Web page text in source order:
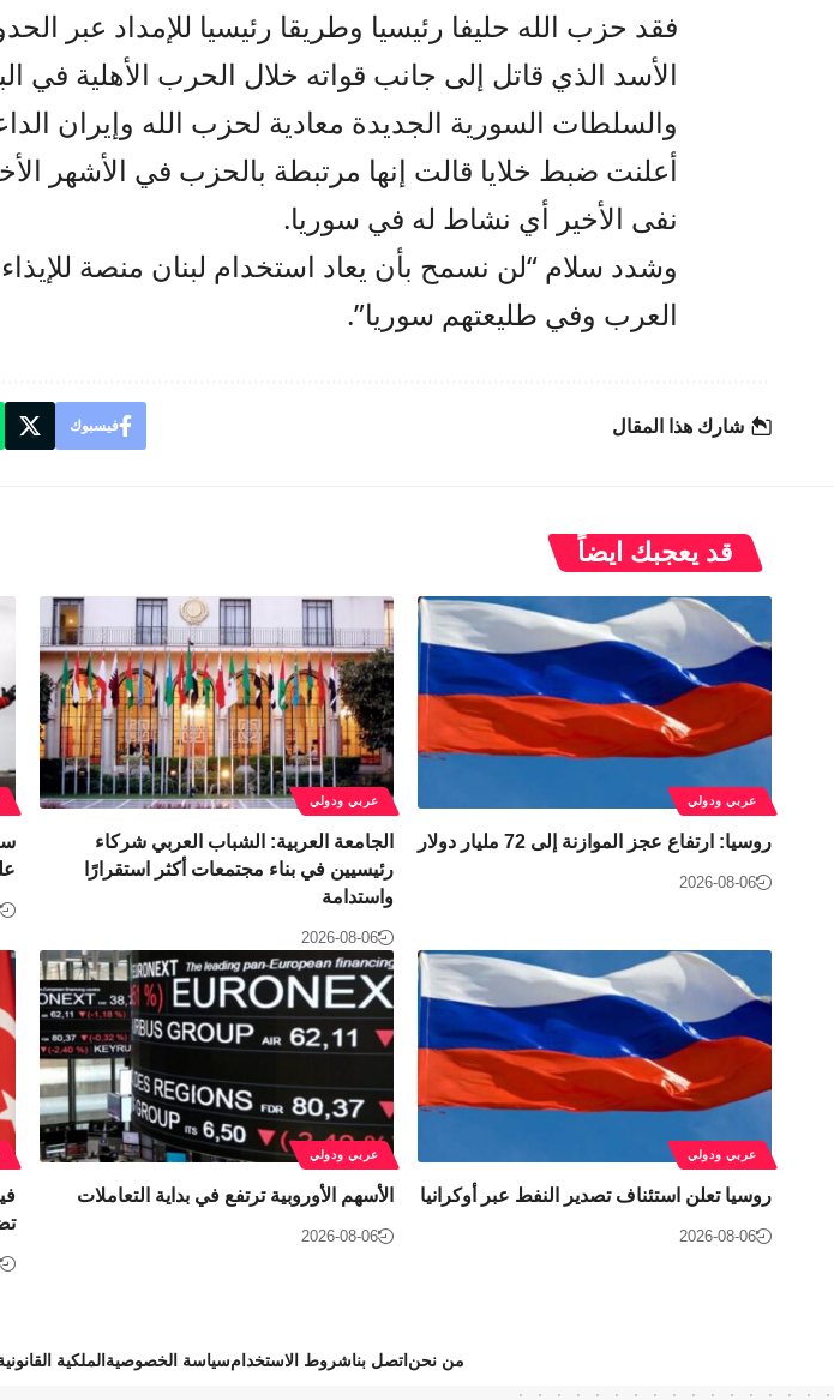
فقد حزب الله حليفا رئيسيا وطريقا رئيسيا للإمداد عبر
الأسد الذي قاتل إلى جانب قواته خلال الحرب الأهلية في
والسلطات السورية الجديدة معادية لحزب الله وإيران
أعلنت ضبط خلايا قالت إنها مرتبطة بالحزب في الأشهر
نفى الأخير أي نشاط له في سوريا.
وشدد سلام “لن نسمح بأن يعاد استخدام لبنان منصة
العرب وفي طليعتهم سوريا”.
شارك هذا المقال فيسبوك
قد يعجبك ايضاً
عربي ودولي
روسيا: ارتفاع عجز الموازنة إلى 72 مليار دولار
2026-08-06
عربي ودولي
الجامعة العربية: الشباب العربي شركاء
رئيسيين في بناء مجتمعات أكثر استقرارًا
واستدامة
2026-08-06
عربي ودولي
روسيا تعلن استئناف تصدير النفط عبر أوكرانيا
2026-08-06
عربي ودولي
الأسهم الأوروبية ترتفع في بداية التعاملات
2026-08-06
من نحن اتصل بناشروط الاستخدامسياسة الخصوصية الملكية